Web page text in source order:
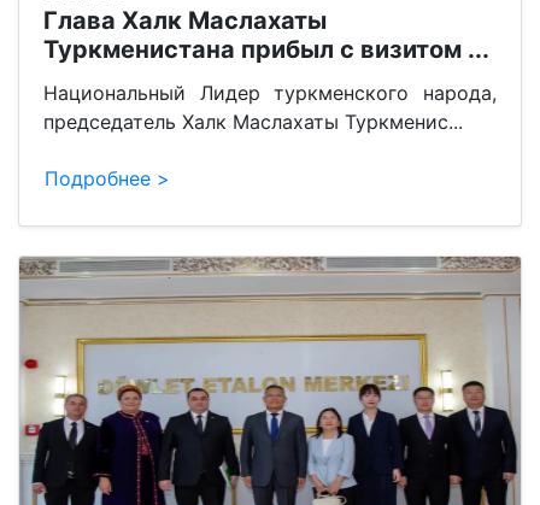
Глава Халк Маслахаты
Туркменистана прибыл с визитом ...
Национальный Лидер туркменского народа,
председатель Халк Маслахаты Туркменис...
Подробнее >